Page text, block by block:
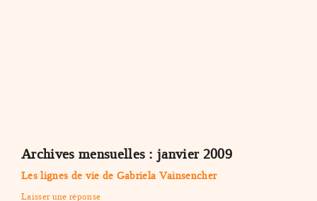
Archives mensuelles :janvier 2009
Les lignes de vie de Gabriela Vainsencher
Laisser une réponse